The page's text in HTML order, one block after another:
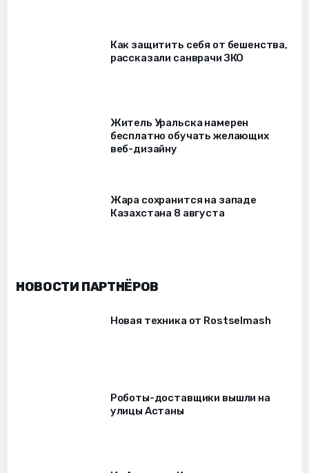
Как защитить себя от бешенства,
рассказали санврачи ЗКО
Житель Уральска намерен
бесплатно обучать желающих
веб-дизайну
Жара сохранится на западе
Казахстана 8 августа
НОВОСТИ ПАРТНЁРОВ
Новая техника от Rostselmash
Роботы-доставщики вышли на
улицы Астаны